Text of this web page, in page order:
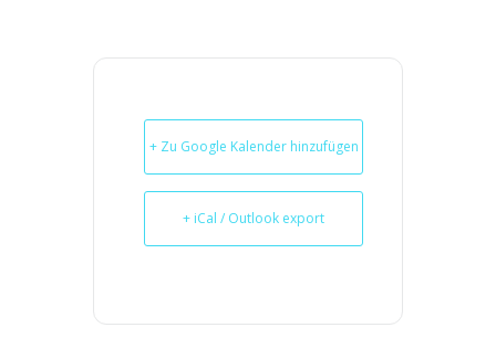
+ Zu Google Kalender hinzufügen
+ iCal / Outlook export